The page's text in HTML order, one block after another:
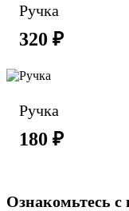
Ручка
320 ₽
Ручка
180 ₽
Ознакомьтесь